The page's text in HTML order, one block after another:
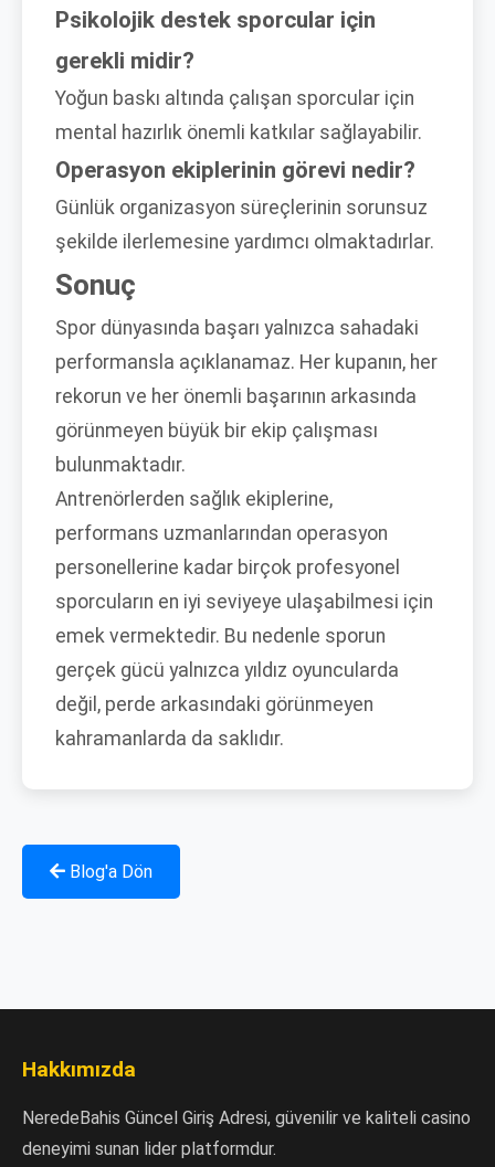
Psikolojik destek sporcular için
gerekli midir?
Yoğun baskı altında çalışan sporcular için
mental hazırlık önemli katkılar sağlayabilir.
Operasyon ekiplerinin görevi nedir?
Günlük organizasyon süreçlerinin sorunsuz
şekilde ilerlemesine yardımcı olmaktadırlar.
Sonuç
Spor dünyasında başarı yalnızca sahadaki
performansla açıklanamaz. Her kupanın, her
rekorun ve her önemli başarının arkasında
görünmeyen büyük bir ekip çalışması
bulunmaktadır.
Antrenörlerden sağlık ekiplerine,
performans uzmanlarından operasyon
personellerine kadar birçok profesyonel
sporcuların en iyi seviyeye ulaşabilmesi için
emek vermektedir. Bu nedenle sporun
gerçek gücü yalnızca yıldız oyuncularda
değil, perde arkasındaki görünmeyen
kahramanlarda da saklıdır.
Blog'a Dön
Hakkımızda
NeredeBahis Güncel Giriş Adresi, güvenilir ve kaliteli casino
deneyimi sunan lider platformdur.